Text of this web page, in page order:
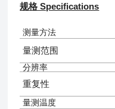
规格 Specifications
测量方法
量测范围
分辨率
重复性
量测温度